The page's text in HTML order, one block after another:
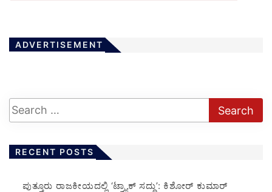
ADVERTISEMENT
RECENT POSTS
ಪುತ್ತೂರು ರಾಜಕೀಯದಲ್ಲಿ ‘ಟ್ರ್ಯಾಕ್ ಸದ್ದು’: ಕಿಶೋರ್ ಕುಮಾರ್